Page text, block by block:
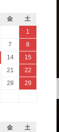
金
土
1
7
8
14
15
21
22
28
29
金
土